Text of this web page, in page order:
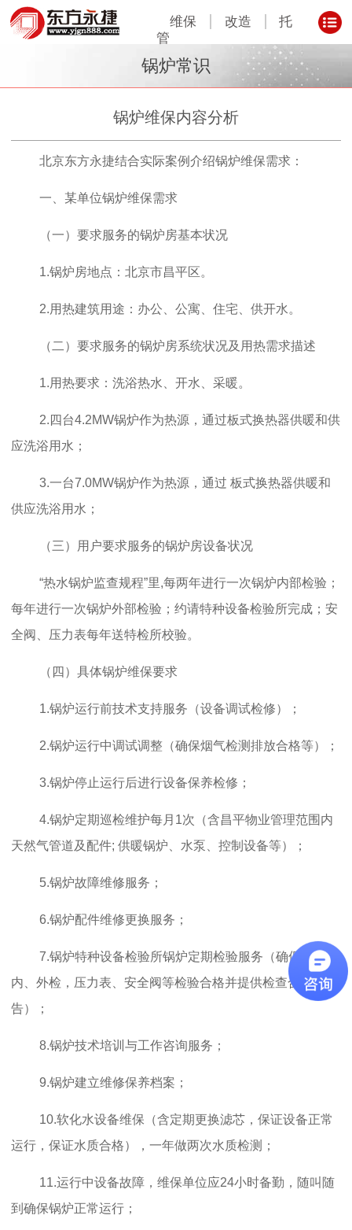
维保 改造
托
管
锅炉常识
锅炉维保内容分析
北京东方永捷结合实际案例介绍锅炉维保需求：
一、某单位锅炉维保需求
（一）要求服务的锅炉房基本状况
1.锅炉房地点：北京市昌平区。
2.用热建筑用途：办公、公寓、住宅、供开水。
（二）要求服务的锅炉房系统状况及用热需求描述
1.用热要求：洗浴热水、开水、采暖。
2.四台4.2MW锅炉作为热源，通过板式换热器供暖和供
应洗浴用水；
3.一台7.0MW锅炉作为热源，通过 板式换热器供暖和
供应洗浴用水；
（三）用户要求服务的锅炉房设备状况
“热水锅炉监查规程”里,每两年进行一次锅炉内部检验；
每年进行一次锅炉外部检验；约请特种设备检验所完成；安
全阀、压力表每年送特检所校验。
（四）具体锅炉维保要求
1.锅炉运行前技术支持服务（设备调试检修）；
2.锅炉运行中调试调整（确保烟气检测排放合格等）；
3.锅炉停止运行后进行设备保养检修；
4.锅炉定期巡检维护每月1次（含昌平物业管理范围内
天然气管道及配件; 供暖锅炉、水泵、控制设备等）；
5.锅炉故障维修服务；
6.锅炉配件维修更换服务；
7.锅炉特种设备检验所锅炉定期检验服务（确保锅炉
内、外检，压力表、安全阀等检验合格并提供检查合格报
告）；
8.锅炉技术培训与工作咨询服务；
9.锅炉建立维修保养档案；
10.软化水设备维保（含定期更换滤芯，保证设备正常
运行，保证水质合格），一年做两次水质检测；
11.运行中设备故障，维保单位应24小时备勤，随叫随
到确保锅炉正常运行；